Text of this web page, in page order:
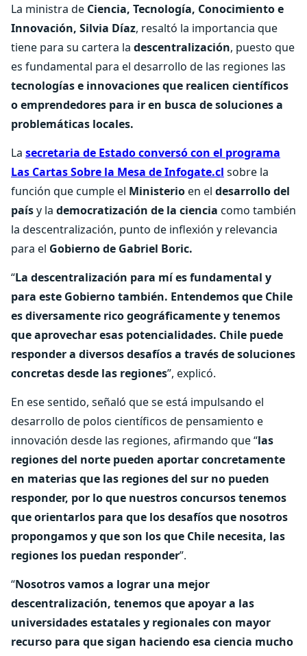
La ministra de Ciencia, Tecnología, Conocimiento e
Innovación, Silvia Díaz, resaltó la importancia que
tiene para su cartera la descentralización, puesto que
es fundamental para el desarrollo de las regiones las
tecnologías e innovaciones que realicen científicos
o emprendedores para ir en busca de soluciones a
problemáticas locales.
La secretaria de Estado conversó con el programa
Las Cartas Sobre la Mesa de Infogate.cl sobre la
función que cumple el Ministerioen el desarrollo del
paísy la democratización de la ciencia como también
la descentralización, punto de inflexión y relevancia
para el Gobierno de Gabriel Boric.
“La descentralización para mí es fundamental y
para este Gobierno también. Entendemos que Chile
es diversamente rico geográficamente y tenemos
que aprovechar esas potencialidades. Chile puede
responder a diversos desafíos a través de soluciones
concretas desde las regiones”, explicó.
En ese sentido, señaló que se está impulsando el
desarrollo de polos científicos de pensamiento e
innovación desde las regiones, afirmando que “las
regiones del norte pueden aportar concretamente
en materias que las regiones del sur no pueden
responder, por lo que nuestros concursos tenemos
que orientarlos para que los desafíos que nosotros
propongamos y que son los que Chile necesita, las
regiones los puedan responder”.
“Nosotros vamos a lograr una mejor
descentralización, tenemos que apoyar a las
universidades estatales y regionales con mayor
recurso para que sigan haciendo esa ciencia mucho